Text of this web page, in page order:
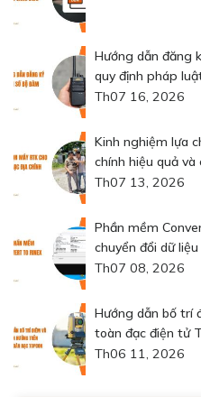
Hướng dẫn đăng
quy định pháp
Th07 16, 2026
Kinh nghiệm lựa
chính hiệu quả và
Th07 13, 2026
Phần mềm
chuyển đổi dữ
Th07 08, 2026
Hướng dẫn bố trí
toàn đạc điện tử
Th06 11, 2026